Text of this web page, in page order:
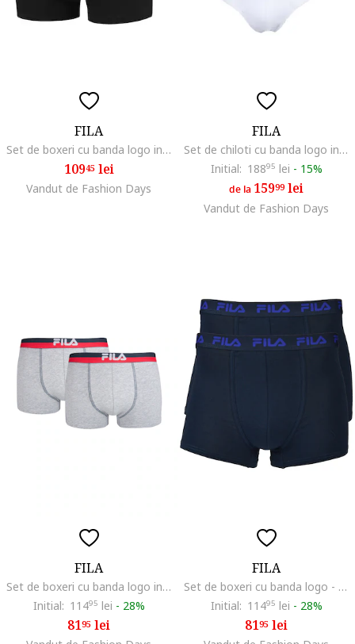
FILA
Set de boxeri cu banda logo in talie - 2 perechi
10945lei
Vandut de Fashion Days
FILA
Set de chiloti cu banda logo in talie - 4 perechi, Alb
Initial: 18895 lei - 15%
de la 15999lei
Vandut de Fashion Days
FILA
Set de boxeri cu banda logo in talie - 2 perechi
Initial: 11495 lei - 28%
8195 lei
FILA
Set de boxeri cu banda logo - 2 perechi, Bleumarin
Initial: 11495 lei - 28%
8195 lei